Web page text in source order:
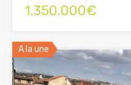
1.350.000€
A la une